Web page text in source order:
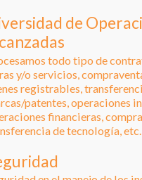
de
todo tipo de
y/o servicios,
registrables,
patentes, operaciones
financieras,
de tecnología, etc.